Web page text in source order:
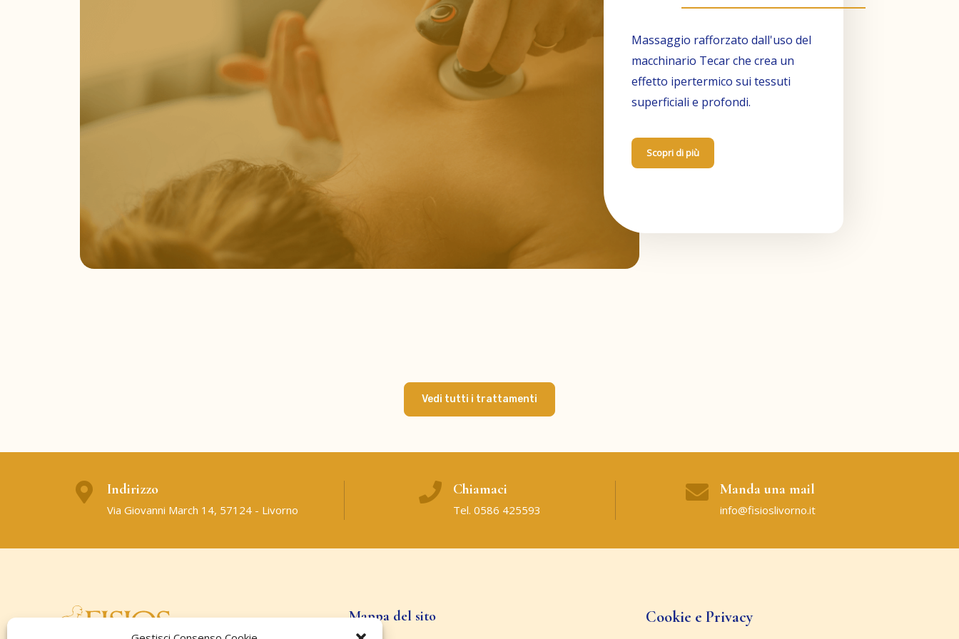
Massaggio rafforzato dall'uso del
macchinario Tecar che crea un
effetto ipertermico sui tessuti
superficiali e profondi.
Scopri di più
Vedi tutti i trattamenti
Indirizzo
Via Giovanni March 14, 57124 - Livorno
Chiamaci
Tel. 0586 425593
Manda una mail
info@fisioslivorno.it
Mappa del sito Cookie e Privacy